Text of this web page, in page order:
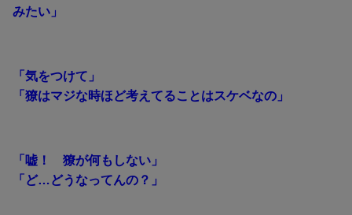
みたい」
「気をつけて」
「獠はマジな時ほど考えてることはスケベなの」
「嘘！ 獠が何もしない」
「ど…どうなってんの？」